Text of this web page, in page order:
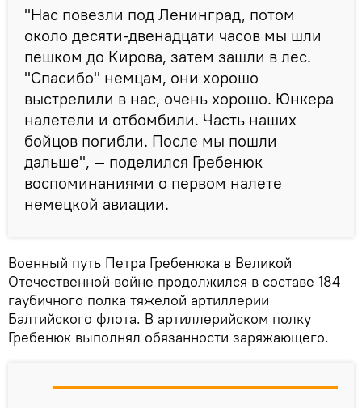
"Нас повезли под Ленинград, потом
около десяти-двенадцати часов мы шли
пешком до Кирова, затем зашли в лес.
"Спасибо" немцам, они хорошо
выстрелили в нас, очень хорошо. Юнкера
налетели и отбомбили. Часть наших
бойцов погибли. После мы пошли
дальше", — поделился Гребенюк
воспоминаниями о первом налете
немецкой авиации.
Военный путь Петра Гребенюка в Великой
Отечественной войне продолжился в составе 184
гаубичного полка тяжелой артиллерии
Балтийского флота. В артиллерийском полку
Гребенюк выполнял обязанности заряжающего.